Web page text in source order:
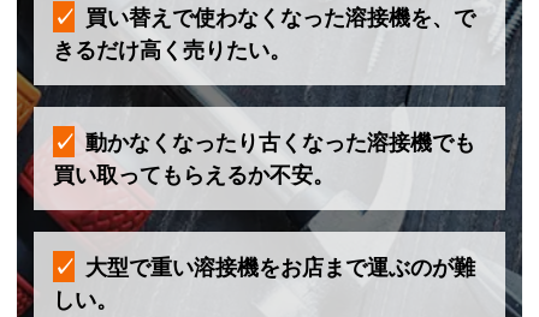
買い替えで使わなくなった溶接機を、で
きるだけ高く売りたい。
動かなくなったり古くなった溶接機でも
買い取ってもらえるか不安。
大型で重い溶接機をお店まで運ぶのが難
しい。